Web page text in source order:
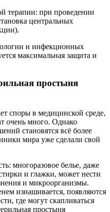
терапии: при проведении
центральных
и инфекционных
максимальная защита и
простыня
споры в медицинской среде,
очень много. Однако
становятся всё более
мира уже сделали свой
многоразовое белье, даже
и глажки, может нести
и микроорганизмы.
изнашивается, появляются
где могут скапливаться
простыня